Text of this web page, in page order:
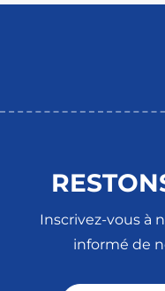
Inscrivez-vous à
informé de